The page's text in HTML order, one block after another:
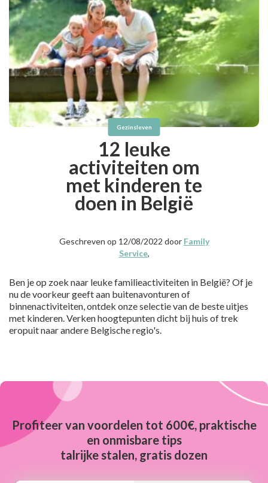
Gezinsleven
12 leuke
activiteiten om
met kinderen te
doen in België
Geschreven op 12/08/2022 door Family
Service,
Ben je op zoek naar leuke familieactiviteiten in België? Of je
nu de voorkeur geeft aan buitenavonturen of
binnenactiviteiten, ontdek onze selectie van de beste uitjes
met kinderen. Verken hoogtepunten dicht bij huis of trek
eropuit naar andere Belgische regio's.
Profiteer van voordelen tot 600€, praktische
en onmisbare tips
talrijke stalen, gratis dozen